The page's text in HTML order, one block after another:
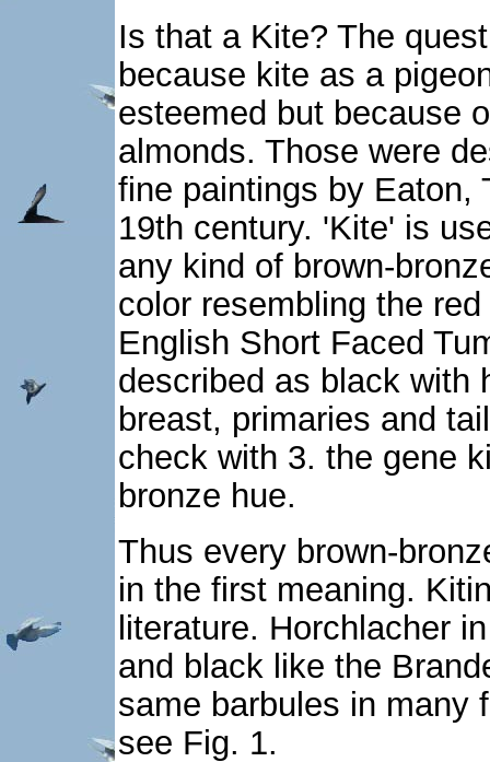
Is that a Kite? The
because kite as a
esteemed but because
almonds. Those were
fine paintings by Eaton,
19th century. 'Kite' is
any kind of brown-
color resembling the
English Short Faced
described as black with
breast, primaries and
check with 3. the gene
bronze hue.
Thus every brown-
in the first meaning.
literature. Horchlacher
and black like the
same barbules in many
see Fig. 1.